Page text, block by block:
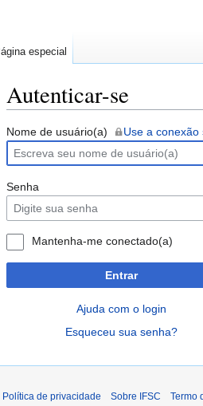
Autenticar-se
Ir
para
navegação
Ir
para
pesquisar
Nome de usuário(a) Use a conexão
Senha
Mantenha-me conectado(a)
Entrar
Ajuda com o login
Esqueceu sua senha?
especial
Política de privacidade Sobre IFSC Termo